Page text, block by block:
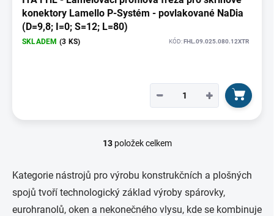
konektory Lamello P-Systém - povlakované NaDia
(D=9,8; I=0; S=12; L=80)
SKLADEM (3 KS) KÓD:FHL.09.025.080.12XTR
+
−
O
l
á
d
a
13položek celkem
Kategorie nástrojů pro výrobu konstrukčních a plošných
spojů tvoří technologický základ výroby spárovky,
eurohranolů, oken a nekonečného vlysu, kde se kombinuje